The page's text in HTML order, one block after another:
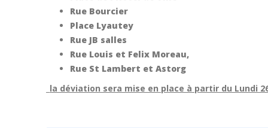
Rue Bourcier
Place Lyautey
Rue JB salles
Rue Louis et Felix Moreau,
Rue St Lambert et Astorg
la déviation sera mise en place à partir du Lundi